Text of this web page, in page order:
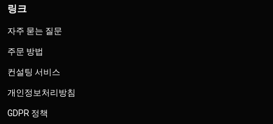
링크
자주 묻는 질문
주문 방법
컨설팅 서비스
개인정보처리방침
GDPR 정책